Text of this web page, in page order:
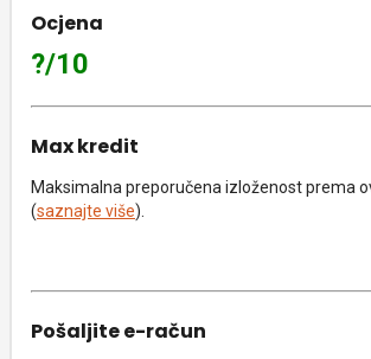
Ocjena
?/10
Max kredit
Maksimalna preporučena izloženost prema
(saznajte više).
Pošaljite e-račun